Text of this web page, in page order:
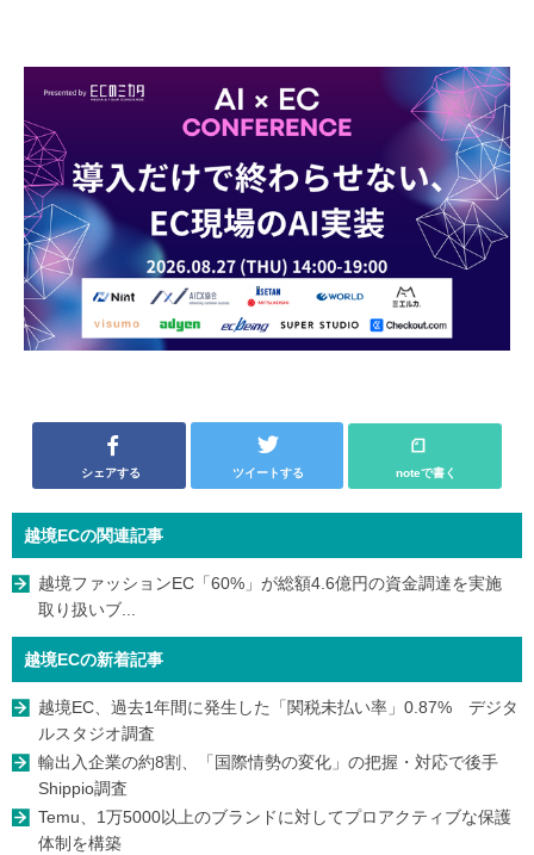
シェアする ツイートする noteで書く
越境ECの関連記事
越境ファッションEC「60%」が総額4.6億円の資金調達を実施
取り扱いブ...
越境ECの新着記事
越境EC、過去1年間に発生した「関税未払い率」0.87% デジタ
ルスタジオ調査
輸出入企業の約8割、「国際情勢の変化」の把握・対応で後手
Shippio調査
Temu、1万5000以上のブランドに対してプロアクティブな保護
体制を構築